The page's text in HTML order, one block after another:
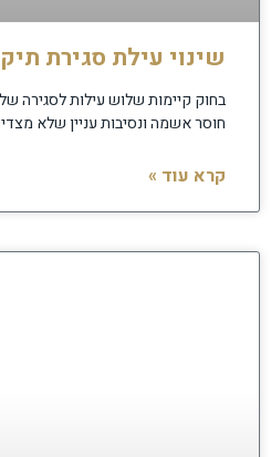
שינוי עילת סגירת תיק
בחוק קיימות שלוש עילות לסגירה
חוסר אשמה ונסיבות עניין שלא
קרא עוד »